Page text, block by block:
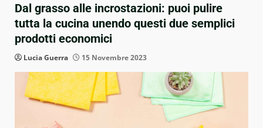
Dal grasso alle incrostazioni: puoi pulire
tutta la cucina unendo questi due semplici
prodotti economici
Lucia Guerra 15 Novembre 2023